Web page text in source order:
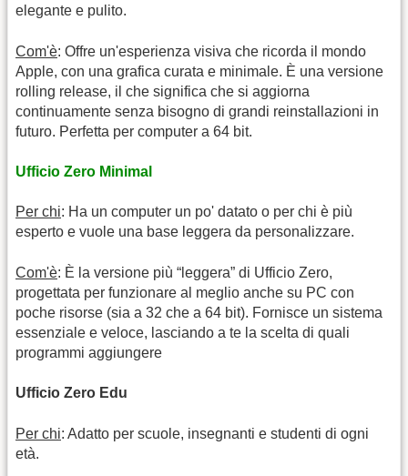
elegante e pulito.
Com'è: Offre un'esperienza visiva che ricorda il mondo
Apple, con una grafica curata e minimale. È una versione
rolling release, il che significa che si aggiorna
continuamente senza bisogno di grandi reinstallazioni in
futuro. Perfetta per computer a 64 bit.
Ufficio Zero Minimal
Per chi: Ha un computer un po' datato o per chi è più
esperto e vuole una base leggera da personalizzare.
Com'è: È la versione più “leggera” di Ufficio Zero,
progettata per funzionare al meglio anche su PC con
poche risorse (sia a 32 che a 64 bit). Fornisce un sistema
essenziale e veloce, lasciando a te la scelta di quali
programmi aggiungere
Ufficio Zero Edu
Per chi: Adatto per scuole, insegnanti e studenti di ogni
età.